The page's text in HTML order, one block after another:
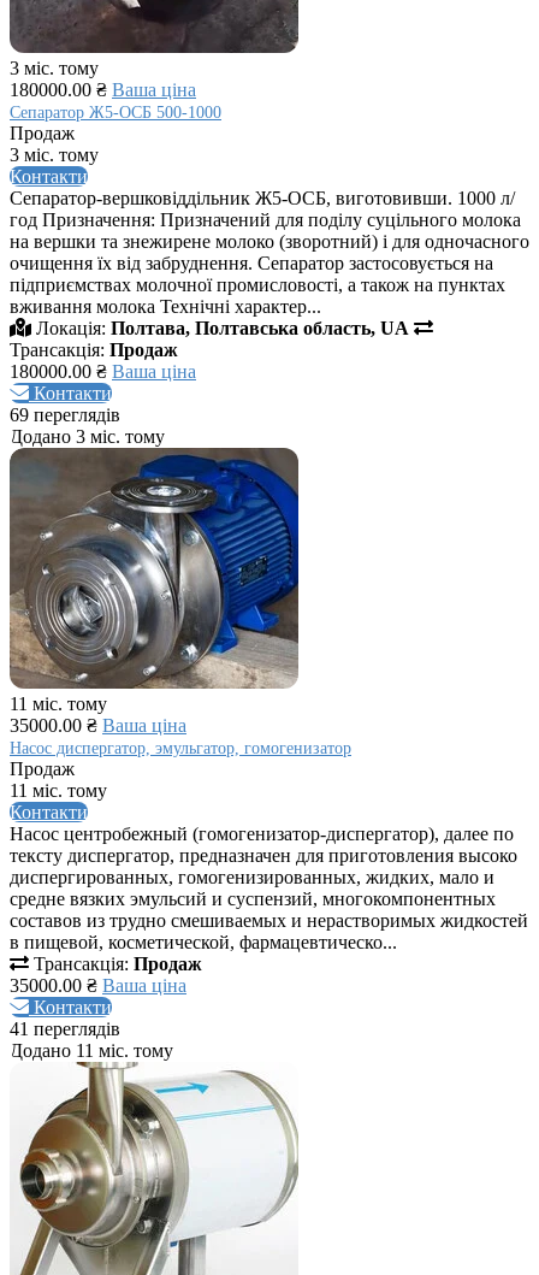
3 міс. тому
180000.00 ₴ Ваша ціна
Сепаратор Ж5-ОСБ 500-1000
Продаж
3 міс. тому
Контакти
Сепаратор-вершковіддільник Ж5-ОСБ, виготовивши. 1000 л/
год Призначення: Призначений для поділу суцільного молока
на вершки та знежирене молоко (зворотний) і для одночасного
очищення їх від забруднення. Сепаратор застосовується на
підприємствах молочної промисловості, а також на пунктах
вживання молока Технічні характер...
Локація: Полтава, Полтавська область, UA
Трансакція: Продаж
180000.00 ₴ Ваша ціна
Контакти
69 переглядів
Додано 3 міс. тому
11 міс. тому
35000.00 ₴ Ваша ціна
Насос диспергатор, эмульгатор, гомогенизатор
Продаж
11 міс. тому
Контакти
Насос центробежный (гомогенизатор-диспергатор), далее по
тексту диспергатор, предназначен для приготовления высоко
диспергированных, гомогенизированных, жидких, мало и
средне вязких эмульсий и суспензий, многокомпонентных
составов из трудно смешиваемых и нерастворимых жидкостей
в пищевой, косметической, фармацевтическо...
Трансакція: Продаж
35000.00 ₴ Ваша ціна
Контакти
41 переглядів
Додано 11 міс. тому